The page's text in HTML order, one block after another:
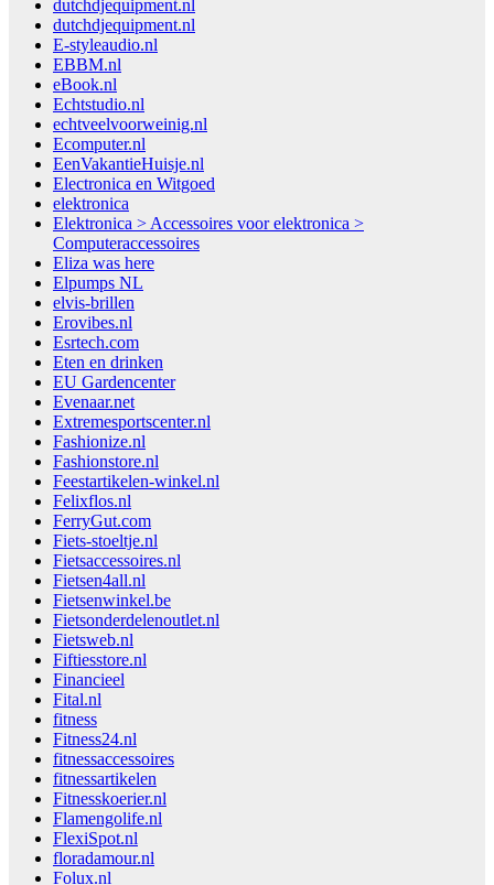
dutchdjequipment.nl
dutchdjequipment.nl
E-styleaudio.nl
EBBM.nl
eBook.nl
Echtstudio.nl
echtveelvoorweinig.nl
Ecomputer.nl
EenVakantieHuisje.nl
Electronica en Witgoed
elektronica
Elektronica > Accessoires voor elektronica >
Computeraccessoires
Eliza was here
Elpumps NL
elvis-brillen
Erovibes.nl
Esrtech.com
Eten en drinken
EU Gardencenter
Evenaar.net
Extremesportscenter.nl
Fashionize.nl
Fashionstore.nl
Feestartikelen-winkel.nl
Felixflos.nl
FerryGut.com
Fiets-stoeltje.nl
Fietsaccessoires.nl
Fietsen4all.nl
Fietsenwinkel.be
Fietsonderdelenoutlet.nl
Fietsweb.nl
Fiftiesstore.nl
Financieel
Fital.nl
fitness
Fitness24.nl
fitnessaccessoires
fitnessartikelen
Fitnesskoerier.nl
Flamengolife.nl
FlexiSpot.nl
floradamour.nl
Folux.nl